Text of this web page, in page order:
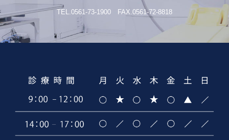
TEL.0561-73-1900 FAX.0561-72-8818